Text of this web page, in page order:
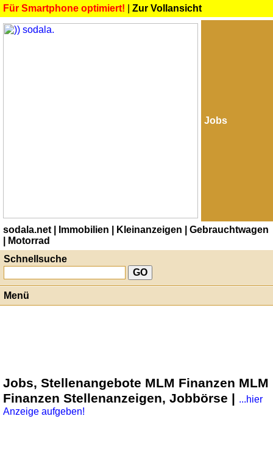
Für Smartphone optimiert! Zur Vollansicht
Jobs
sodala.net | Immobilien | Kleinanzeigen
| Gebrauchtwagen
| Motorrad
Schnellsuche
Menü
Jobs, Stellenangebote MLM Finanzen MLM
Finanzen Stellenanzeigen, Jobbörse | ...hier
Anzeige aufgeben!